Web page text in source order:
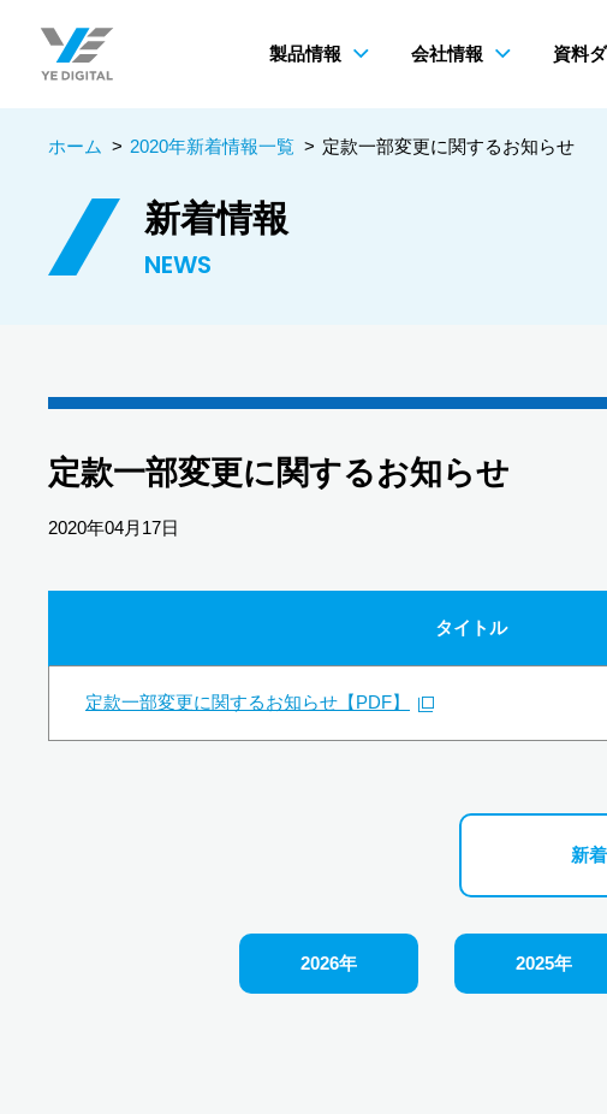
製品情報 会社情報 資料
ホーム > 2020年新着情報一覧 > 定款一部変更に関するお知らせ
新着情報
NEWS
定款一部変更に関するお知らせ
2020年04月17日
タイトル
定款一部変更に関するお知らせ【PDF】
新
2026年 2025年